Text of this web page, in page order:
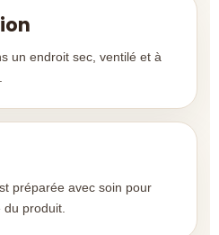
un endroit sec, ventilé et à
préparée avec soin pour
produit.